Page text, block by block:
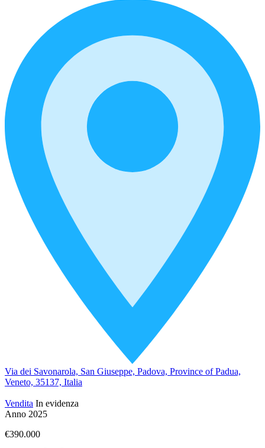
Via dei Savonarola, San Giuseppe, Padova, Province of Padua,
Veneto, 35137, Italia
Vendita In evidenza
Anno 2025
€390.000